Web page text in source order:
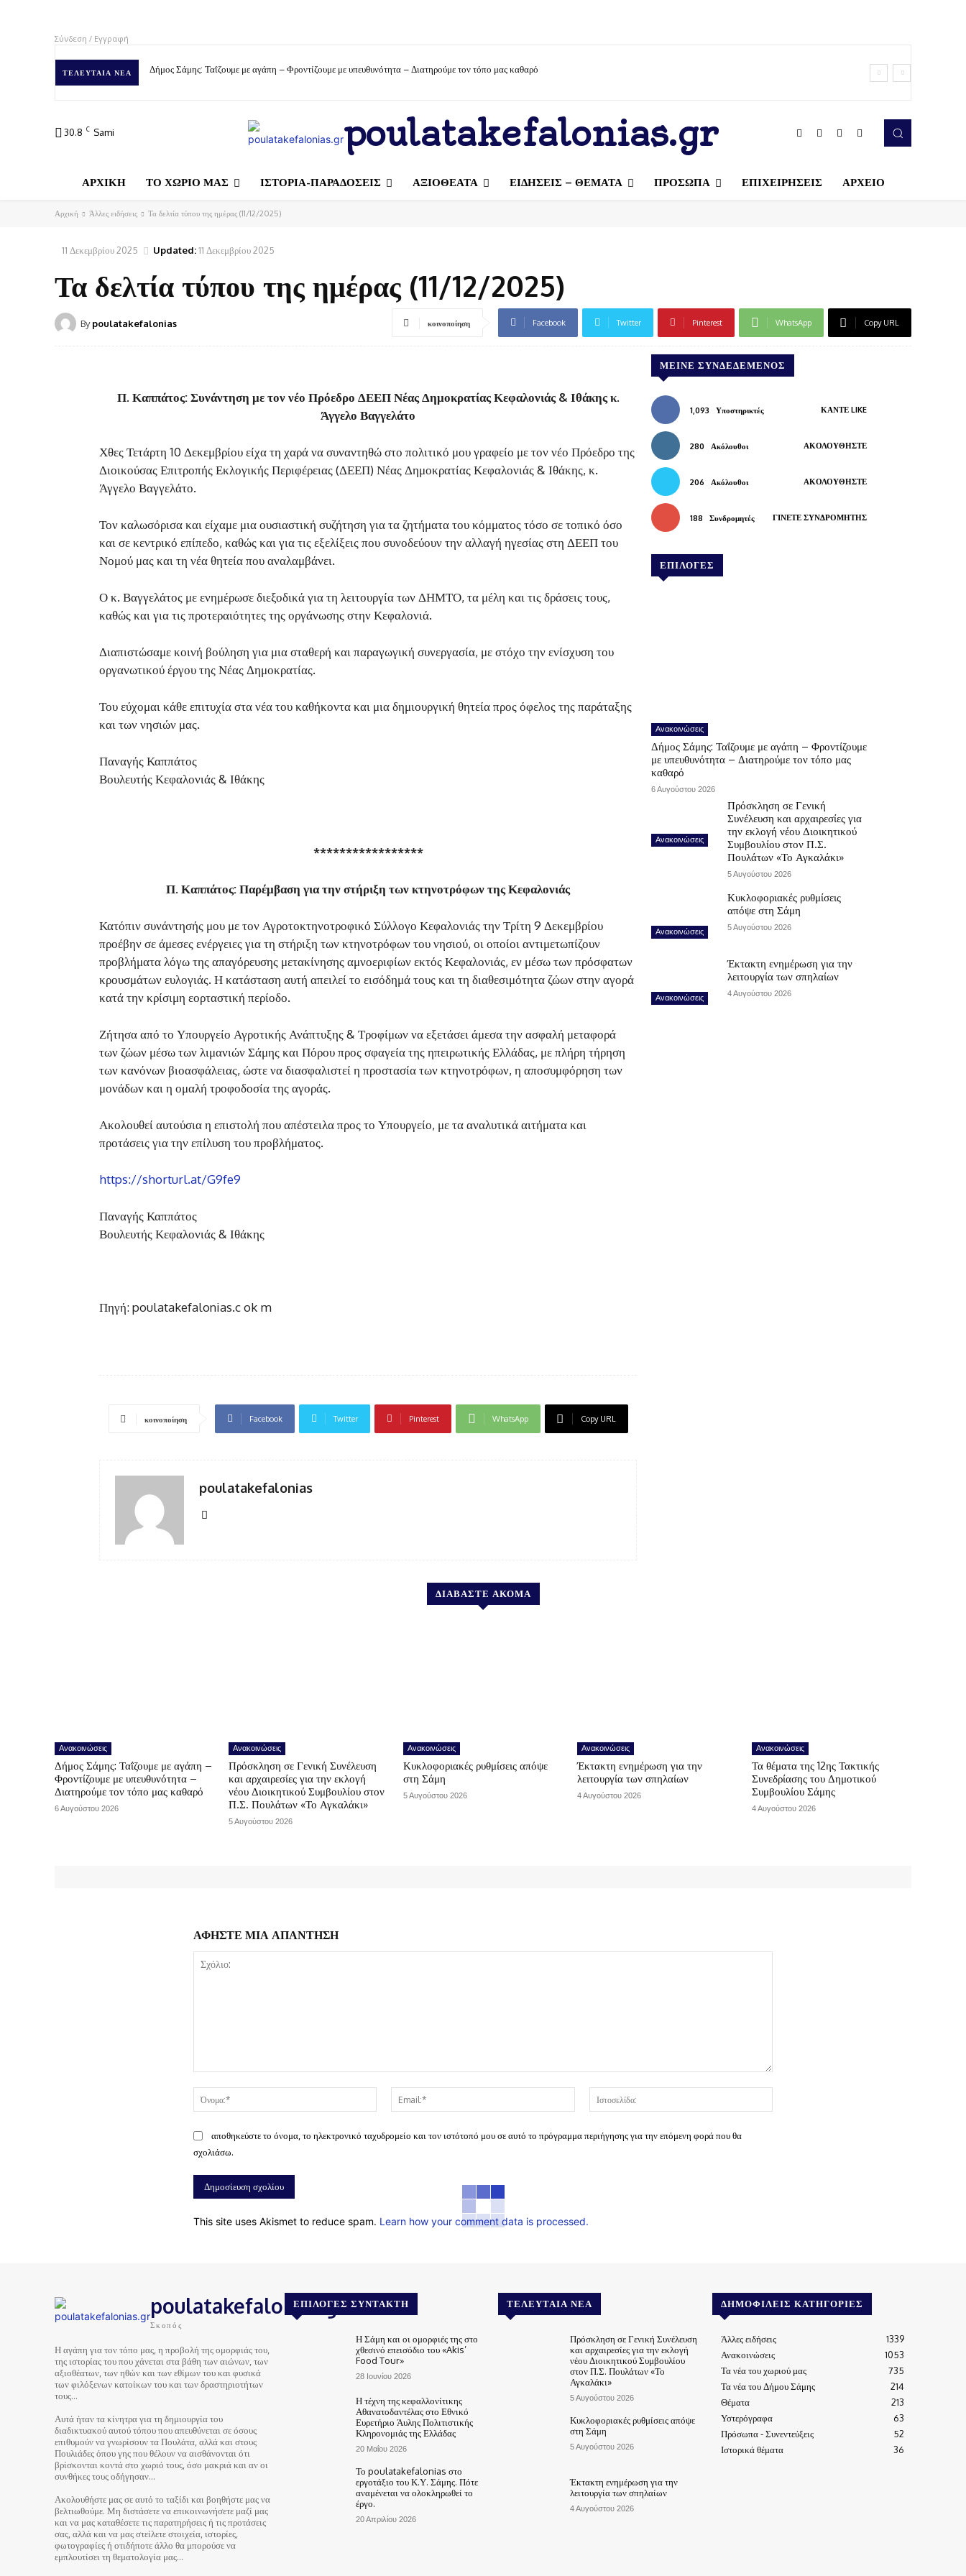
Σύνδεση / Εγγραφή
ΤΕΛΕΥΤΑΊΑ ΝΈΑ Δήμος Σάμης: Ταΐζουμε με αγάπη – Φροντίζουμε με υπευθυνότητα – Διατηρούμε τον τόπο μας καθαρό
30.8 C Sami poulatakefalonias.gr
ΑΡΧΙΚΗ ΤΟ ΧΩΡΙΟ ΜΑΣ ΙΣΤΟΡΙΑ-ΠΑΡΑΔΟΣΕΙΣ ΑΞΙΟΘΕΑΤΑ ΕΙΔΗΣΕΙΣ – ΘΕΜΑΤΑ ΠΡΟΣΩΠΑ ΕΠΙΧΕΙΡΗΣΕΙΣ ΑΡΧΕΙΟ
Αρχική Άλλες ειδήσεις Τα δελτία τύπου της ημέρας (11/12/2025)
11 Δεκεμβρίου 2025 Updated:11 Δεκεμβρίου 2025
Τα δελτία τύπου της ημέρας (11/12/2025)
By poulatakefalonias κοινοποίηση Facebook Twitter Pinterest WhatsApp Copy URL
Π. Καππάτος: Συνάντηση με τον νέο Πρόεδρο ΔΕΕΠ Νέας Δημοκρατίας Κεφαλονιάς & Ιθάκης κ.
Άγγελο Βαγγελάτο
Χθες Τετάρτη 10 Δεκεμβρίου είχα τη χαρά να συναντηθώ στο πολιτικό μου γραφείο με τον νέο Πρόεδρο της
Διοικούσας Επιτροπής Εκλογικής Περιφέρειας (ΔΕΕΠ) Νέας Δημοκρατίας Κεφαλονιάς & Ιθάκης, κ.
Άγγελο Βαγγελάτο.
Τον καλωσόρισα και είχαμε μια ουσιαστική συζήτηση για τα ζητήματα του κόμματος τόσο σε τοπικό όσο
και σε κεντρικό επίπεδο, καθώς και για τις εξελίξεις που συνοδεύουν την αλλαγή ηγεσίας στη ΔΕΕΠ του
Νομού μας και τη νέα θητεία που αναλαμβάνει.
Ο κ. Βαγγελάτος με ενημέρωσε διεξοδικά για τη λειτουργία των ΔΗΜΤΟ, τα μέλη και τις δράσεις τους,
καθώς και για τις προτεραιότητες της οργάνωσης στην Κεφαλονιά.
Διαπιστώσαμε κοινή βούληση για μια σταθερή και παραγωγική συνεργασία, με στόχο την ενίσχυση του
οργανωτικού έργου της Νέας Δημοκρατίας.
Του εύχομαι κάθε επιτυχία στα νέα του καθήκοντα και μια δημιουργική θητεία προς όφελος της παράταξης
και των νησιών μας.
Παναγής Καππάτος
Βουλευτής Κεφαλονιάς & Ιθάκης
*****************
Π. Καππάτος: Παρέμβαση για την στήριξη των κτηνοτρόφων της Κεφαλονιάς
Κατόπιν συνάντησής μου με τον Αγροτοκτηνοτροφικό Σύλλογο Κεφαλονιάς την Τρίτη 9 Δεκεμβρίου
προέβην σε άμεσες ενέργειες για τη στήριξη των κτηνοτρόφων του νησιού, οι οποίοι αντιμετωπίζουν
προβλήματα λόγω της απαγόρευσης μετακίνησης αμνοεριφίων εκτός Κεφαλονιάς, εν μέσω των πρόσφατων
κρουσμάτων ευλογιάς. Η κατάσταση αυτή απειλεί το εισόδημά τους και τη διαθεσιμότητα ζώων στην αγορά
κατά την κρίσιμη εορταστική περίοδο.
Ζήτησα από το Υπουργείο Αγροτικής Ανάπτυξης & Τροφίμων να εξετάσει άμεσα την ασφαλή μεταφορά
των ζώων μέσω των λιμανιών Σάμης και Πόρου προς σφαγεία της ηπειρωτικής Ελλάδας, με πλήρη τήρηση
των κανόνων βιοασφάλειας, ώστε να διασφαλιστεί η προστασία των κτηνοτρόφων, η αποσυμφόρηση των
μονάδων και η ομαλή τροφοδοσία της αγοράς.
Ακολουθεί αυτούσια η επιστολή που απέστειλα προς το Υπουργείο, με τα αναλυτικά αιτήματα και
προτάσεις για την επίλυση του προβλήματος.
https://shorturl.at/G9fe9
Παναγής Καππάτος
Βουλευτής Κεφαλονιάς & Ιθάκης
Πηγή: poulatakefalonias.c ok m
κοινοποίηση Facebook Twitter Pinterest WhatsApp Copy URL
poulatakefalonias
ΜΕΊΝΕ ΣΥΝΔΕΔΕΜΈΝΟΣ
1,093 Υποστηρικτές ΚΆΝΤΕ LIKE
280 Ακόλουθοι ΑΚΟΛΟΥΘΉΣΤΕ
206 Ακόλουθοι ΑΚΟΛΟΥΘΉΣΤΕ
188 Συνδρομητές ΓΊΝΕΤΕ ΣΥΝΔΡΟΜΗΤΉΣ
ΕΠΙΛΟΓΕΣ
Ανακοινώσεις
Δήμος Σάμης: Ταΐζουμε με αγάπη – Φροντίζουμε
με υπευθυνότητα – Διατηρούμε τον τόπο μας
καθαρό
6 Αυγούστου 2026
Ανακοινώσεις
Πρόσκληση σε Γενική
Συνέλευση και αρχαιρεσίες για
την εκλογή νέου Διοικητικού
Συμβουλίου στον Π.Σ.
Πουλάτων «Το Αγκαλάκι»
5 Αυγούστου 2026
Ανακοινώσεις
Κυκλοφοριακές ρυθμίσεις
απόψε στη Σάμη
5 Αυγούστου 2026
Ανακοινώσεις
Έκτακτη ενημέρωση για την
λειτουργία των σπηλαίων
4 Αυγούστου 2026
ΔΙΑΒΑΣΤΕ ΑΚΟΜΑ
Ανακοινώσεις
Δήμος Σάμης: Ταΐζουμε με αγάπη –
Φροντίζουμε με υπευθυνότητα –
Διατηρούμε τον τόπο μας καθαρό
6 Αυγούστου 2026
Ανακοινώσεις
Πρόσκληση σε Γενική Συνέλευση
και αρχαιρεσίες για την εκλογή
νέου Διοικητικού Συμβουλίου στον
Π.Σ. Πουλάτων «Το Αγκαλάκι»
5 Αυγούστου 2026
Ανακοινώσεις
Κυκλοφοριακές ρυθμίσεις απόψε
στη Σάμη
5 Αυγούστου 2026
Ανακοινώσεις
Έκτακτη ενημέρωση για την
λειτουργία των σπηλαίων
4 Αυγούστου 2026
Ανακοινώσεις
Τα θέματα της 12ης Τακτικής
Συνεδρίασης του Δημοτικού
Συμβουλίου Σάμης
4 Αυγούστου 2026
ΑΦΗΣΤΕ ΜΙΑ ΑΠΑΝΤΗΣΗ
Όνομα:*
Email:*
αποθηκεύστε το όνομα, το ηλεκτρονικό ταχυδρομείο και τον ιστότοπό μου σε αυτό το πρόγραμμα περιήγησης για την επόμενη φορά που θα
σχολιάσω.
This site uses Akismet to reduce spam. Learn how your comment data is processed.
poulatakefalonias.gr
Σκοπός
Η αγάπη για τον τόπο μας, η προβολή της ομορφιάς του,
της ιστορίας του που χάνεται στα βάθη των αιώνων, των
αξιοθέατων, των ηθών και των εθίμων του και φυσικά
των φιλόξενων κατοίκων του και των δραστηριοτήτων
τους…
Αυτά ήταν τα κίνητρα για τη δημιουργία του
διαδικτυακού αυτού τόπου που απευθύνεται σε όσους
επιθυμούν να γνωρίσουν τα Πουλάτα, αλλά και στους
Πουλιάδες όπου γης που θέλουν να αισθάνονται ότι
βρίσκονται κοντά στο χωριό τους, όσο μακριά και αν οι
συνθήκες τους οδήγησαν…
Ακολουθήστε μας σε αυτό το ταξίδι και βοηθήστε μας να
βελτιωθούμε. Μη διστάσετε να επικοινωνήσετε μαζί μας
και να μας καταθέσετε τις παρατηρήσεις ή τις προτάσεις
σας, αλλά και να μας στείλετε στοιχεία, ιστορίες,
φωτογραφίες ή οτιδήποτε άλλο θα μπορούσε να
εμπλουτίσει τη θεματολογία μας…
ΕΠΙΛΟΓΈΣ ΣΥΝΤΆΚΤΗ
Η Σάμη και οι ομορφιές της στο
χθεσινό επεισόδιο του «Akis’
Food Tour»
28 Ιουνίου 2026
Η τέχνη της κεφαλλονίτικης
Αθανατοδαντέλας στο Εθνικό
Ευρετήριο Άυλης Πολιτιστικής
Κληρονομιάς της Ελλάδας
20 Μαΐου 2026
Το poulatakefalonias στο
εργοτάξιο του Κ.Υ. Σάμης. Πότε
αναμένεται να ολοκληρωθεί το
έργο.
20 Απριλίου 2026
ΤΕΛΕΥΤΑΊΑ ΝΈΑ
Πρόσκληση σε Γενική Συνέλευση
και αρχαιρεσίες για την εκλογή
νέου Διοικητικού Συμβουλίου
στον Π.Σ. Πουλάτων «Το
Αγκαλάκι»
5 Αυγούστου 2026
Κυκλοφοριακές ρυθμίσεις απόψε
στη Σάμη
5 Αυγούστου 2026
Έκτακτη ενημέρωση για την
λειτουργία των σπηλαίων
4 Αυγούστου 2026
ΔΗΜΟΦΙΛΕΊΣ ΚΑΤΗΓΟΡΊΕΣ
Άλλες ειδήσεις
1339
Ανακοινώσεις
1053
Τα νέα του χωριού μας
735
Τα νέα του Δήμου Σάμης
214
Θέματα
213
Υστερόγραφα
63
Πρόσωπα - Συνεντεύξεις
52
Ιστορικά θέματα
36